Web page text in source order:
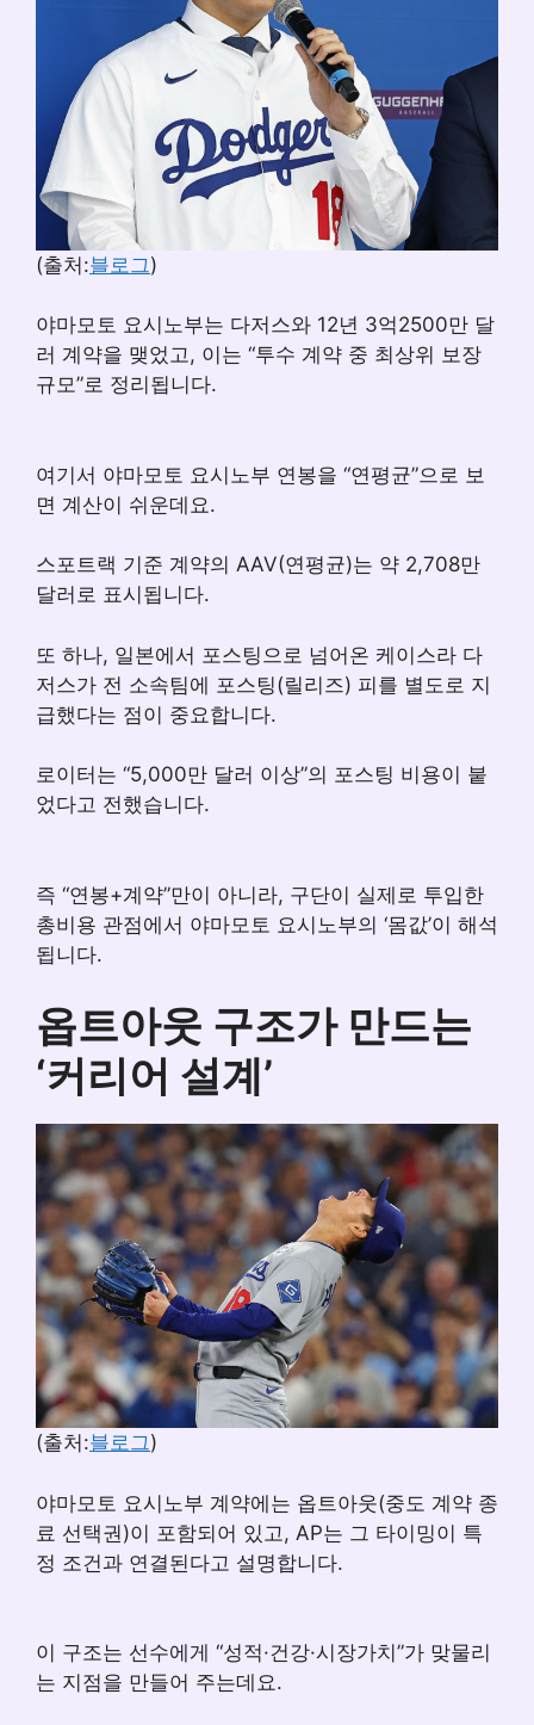
(출처:블로그)
야마모토 요시노부는 다저스와 12년 3억2500만 달
러 계약을 맺었고, 이는 “투수 계약 중 최상위 보장
규모”로 정리됩니다.
여기서 야마모토 요시노부 연봉을 “연평균”으로 보
면 계산이 쉬운데요.
스포트랙 기준 계약의 AAV(연평균)는 약 2,708만
달러로 표시됩니다.
또 하나, 일본에서 포스팅으로 넘어온 케이스라 다
저스가 전 소속팀에 포스팅(릴리즈) 피를 별도로 지
급했다는 점이 중요합니다.
로이터는 “5,000만 달러 이상”의 포스팅 비용이 붙
었다고 전했습니다.
즉 “연봉+계약”만이 아니라, 구단이 실제로 투입한
총비용 관점에서 야마모토 요시노부의 ‘몸값’이 해석
됩니다.
옵트아웃 구조가 만드는
‘커리어 설계’
(출처:블로그)
야마모토 요시노부 계약에는 옵트아웃(중도 계약 종
료 선택권)이 포함되어 있고, AP는 그 타이밍이 특
정 조건과 연결된다고 설명합니다.
이 구조는 선수에게 “성적·건강·시장가치”가 맞물리
는 지점을 만들어 주는데요.